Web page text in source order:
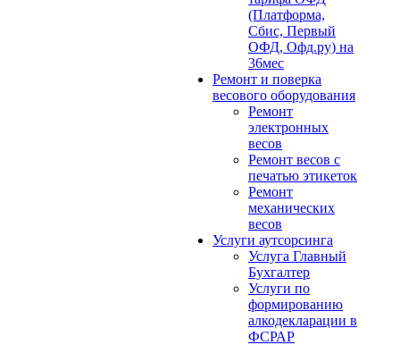
(Платформа,
Сбис, Первый
ОФД, Офд.ру) на
36мес
Ремонт и поверка
весового оборудования
Ремонт
электронных
весов
Ремонт весов с
печатью этикеток
Ремонт
механических
весов
Услуги аутсорсинга
Услуга Главный
Бухгалтер
Услуги по
формированию
алкодекларации в
ФСРАР